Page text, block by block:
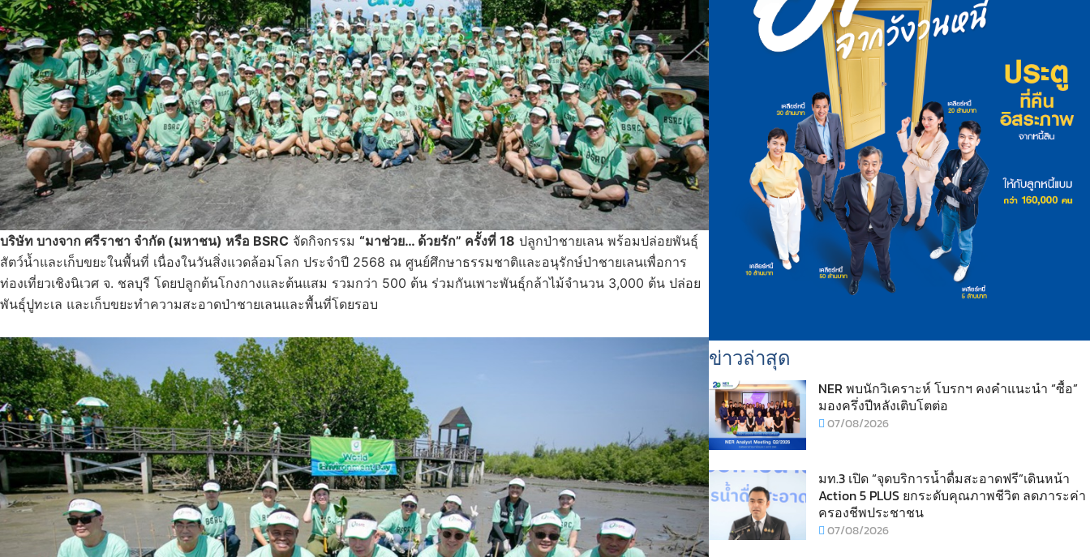
บริษัท บางจาก ศรีราชา จำกัด (มหาชน) หรือ BSRC จัดกิจกรรม “มาช่วย… ด้วยรัก” ครั้งที่ 18 ปลูกป่าชายเลน พร้อมปล่อยพันธุ์
สัตว์น้ำและเก็บขยะในพื้นที่ เนื่องในวันสิ่งแวดล้อมโลก ประจำปี 2568 ณ ศูนย์ศึกษาธรรมชาติและอนุรักษ์ป่าชายเลนเพื่อการ
ท่องเที่ยวเชิงนิเวศ จ. ชลบุรี โดยปลูกต้นโกงกางและต้นแสม รวมกว่า 500 ต้น ร่วมกันเพาะพันธุ์กล้าไม้จำนวน 3,000 ต้น ปล่อย
พันธุ์ปูทะเล และเก็บขยะทำความสะอาดป่าชายเลนและพื้นที่โดยรอบ
ข่าวล่าสุด
NER พบนักวิเคราะห์ โบรกฯ คงคำแนะนำ “ซื้อ”
มองครึ่งปีหลังเติบโตต่อ
07/08/2026
มท.3 เปิด “จุดบริการน้ำดื่มสะอาดฟรี”เดินหน้า
Action 5 PLUS ยกระดับคุณภาพชีวิต ลดภาระค่า
ครองชีพประชาชน
07/08/2026